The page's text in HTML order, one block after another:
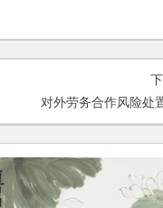
对外劳务合作风险处